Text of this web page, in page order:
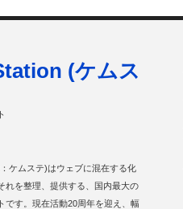
(ケムス
ケムステ)はウェブに混在する化
れを整理、提供する、国内最大の
です。現在活動20周年を迎え、幅